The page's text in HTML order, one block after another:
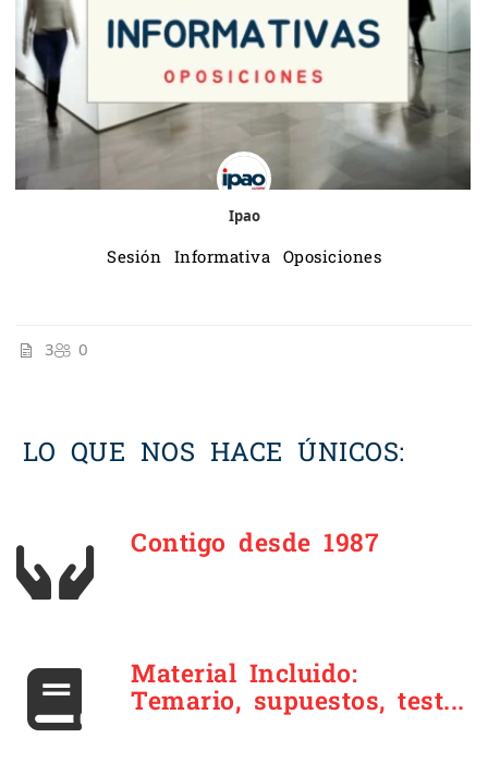
Ipao
Sesión Informativa Oposiciones
3 0
LO QUE NOS HACE ÚNICOS:
Contigo desde 1987
Material Incluido:
Temario, supuestos, test...